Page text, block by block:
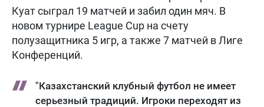
Куат сыграл 19 матчей и забил один мяч. В
новом турнире League Cup на счету
полузащитника 5 игр, а также 7 матчей в Лиге
Конференций.
"Казахстанский клубный футбол не имеет
серьезный традиций. Игроки переходят из